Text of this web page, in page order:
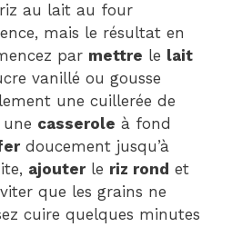
au lait au four
mais le résultat en
par mettre le lait
vanillé ou gousse
une cuillerée de
casserole à fond
doucement jusqu’à
ajouterle riz rond et
que les grains ne
cuire quelques minutes